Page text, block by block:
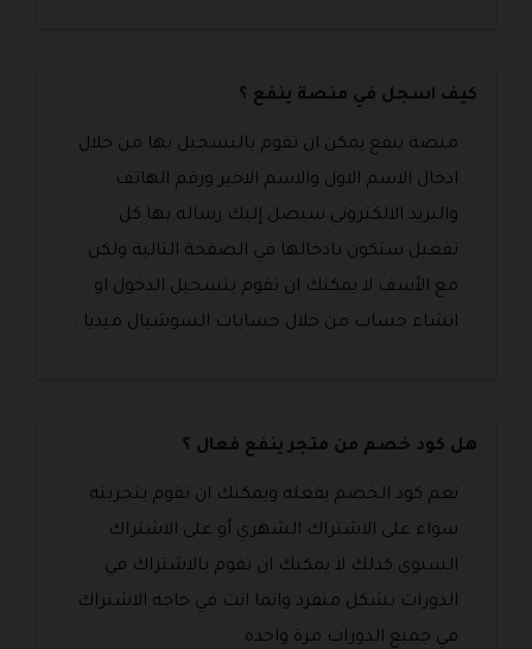
كيف اسجل في منصة ينفع ؟
منصة ينفع يمكن ان تقوم بالتسجيل بها من خلال
ادخال الاسم الاول والاسم الاخير ورقم الهاتف
والبريد الالكتروني سيصل إليك رساله بها كل
تفعيل ستكون بادخالها في الصفحة التالية ولكن
مع الأسف لا يمكنك ان تقوم بتسجيل الدخول او
انشاء حساب من خلال حسابات السوشيال ميديا .
هل كود خصم من متجر ينفع فعال ؟
نعم كود الخصم يفعله ويمكنك ان تقوم بتجربته
سواء على الاشتراك الشهري أو على الاشتراك
السنوي كذلك لا يمكنك ان تقوم بالاشتراك في
الدورات بشكل منفرد وانما انت في حاجه الاشتراك
في جميع الدورات مرة واحدة .